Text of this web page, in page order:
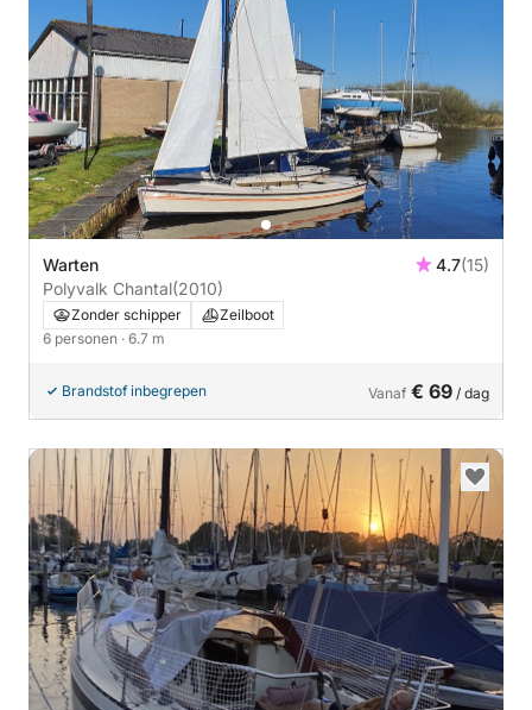
Warten 4.7(15)
Polyvalk Chantal(2010)
Zonder schipper
Zeilboot
6 personen · 6.7 m
Brandstof inbegrepen Vanaf € 69 / dag